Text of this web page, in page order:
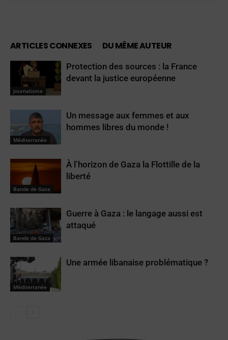
ARTICLES CONNEXES DU MÊME AUTEUR
Journalisme
Protection des sources : la France
devant la justice européenne
Méditerranée
Un message aux femmes et aux
hommes libres du monde !
Bande de Gaza
À l’horizon de Gaza la Flottille de la
liberté
Bande de Gaza
Guerre à Gaza : le langage aussi est
attaqué
Méditerranée
Une armée libanaise problématique ?